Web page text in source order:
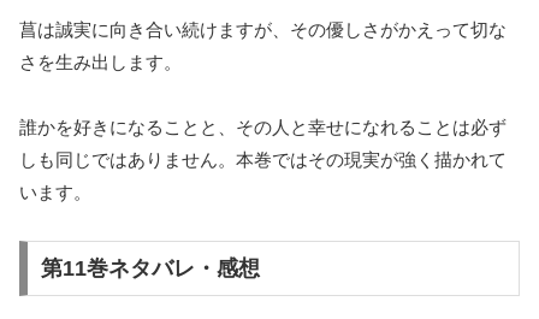
菖は誠実に向き合い続けますが、その優しさがかえって切な
さを生み出します。
誰かを好きになることと、その人と幸せになれることは必ず
しも同じではありません。本巻ではその現実が強く描かれて
います。
第11巻ネタバレ・感想